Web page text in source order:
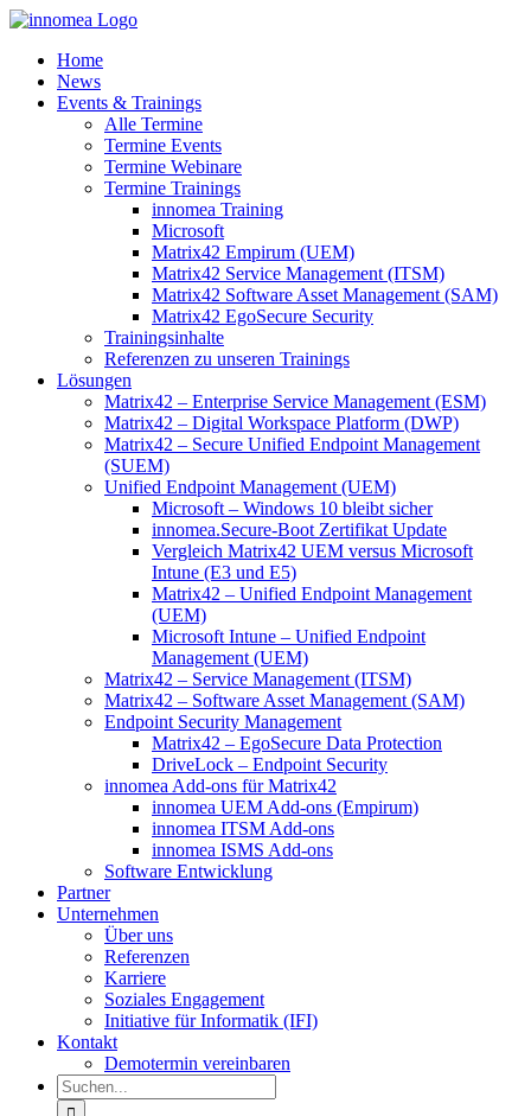
Zum
springenHome
News
Events & Trainings
Alle Termine
Termine Events
Termine Webinare
Termine Trainings
innomea Training
Microsoft
Matrix42 Empirum (UEM)
Matrix42 Service Management (ITSM)
Matrix42 Software Asset Management (SAM)
Matrix42 EgoSecure Security
Trainingsinhalte
Referenzen zu unseren Trainings
Lösungen
Matrix42 – Enterprise Service Management (ESM)
Matrix42 – Digital Workspace Platform (DWP)
Matrix42 – Secure Unified Endpoint Management
(SUEM)
Unified Endpoint Management (UEM)
Microsoft – Windows 10 bleibt sicher
innomea.Secure-Boot Zertifikat Update
Vergleich Matrix42 UEM versus Microsoft
Intune (E3 und E5)
Matrix42 – Unified Endpoint Management
(UEM)
Microsoft Intune – Unified Endpoint
Management (UEM)
Matrix42 – Service Management (ITSM)
Matrix42 – Software Asset Management (SAM)
Endpoint Security Management
Matrix42 – EgoSecure Data Protection
DriveLock – Endpoint Security
innomea Add-ons für Matrix42
innomea UEM Add-ons (Empirum)
innomea ITSM Add-ons
innomea ISMS Add-ons
Software Entwicklung
Partner
Unternehmen
Über uns
Referenzen
Karriere
Soziales Engagement
Initiative für Informatik (IFI)
Kontakt
Demotermin vereinbaren
Suche
nach: